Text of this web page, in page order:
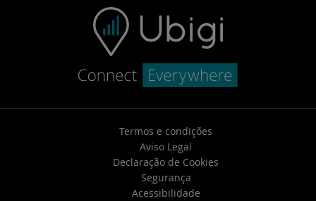
Termos e condições
Aviso Legal
Declaração de Cookies
Segurança
Acessibilidade